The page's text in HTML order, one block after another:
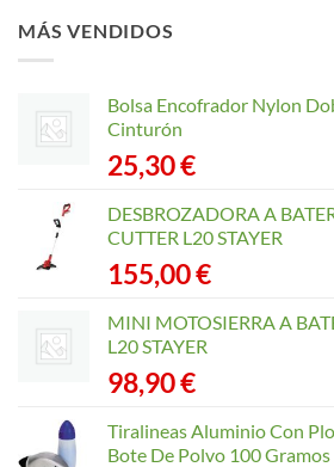
Las
opciones
elegir
página
producto
MÁS VENDIDOS
Bolsa Encofrador Nylon
Cinturón
25,30€
DESBROZADORA A
CUTTER L20 STAYER
155,00€
MINI MOTOSIERRA A
L20 STAYER
98,90€
Tiralineas Aluminio Con
Bote De Polvo 100 Gramos